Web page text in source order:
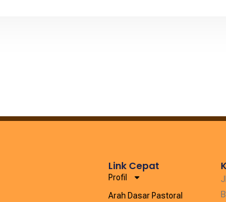
Link Cepat
Profil
Arah Dasar Pastoral